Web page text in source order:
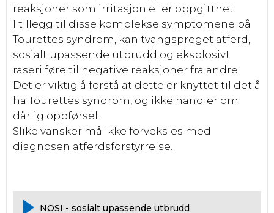
reaksjoner som irritasjon eller oppgitthet.
I tillegg til disse komplekse symptomene på
Tourettes syndrom, kan tvangspreget atferd,
sosialt upassende utbrudd og eksplosivt
raseri føre til negative reaksjoner fra andre.
Det er viktig å forstå at dette er knyttet til det å
ha Tourettes syndrom, og ikke handler om
dårlig oppførsel.
Slike vansker må ikke forveksles med
diagnosen atferdsforstyrrelse.
NOSI - sosialt upassende utbrudd